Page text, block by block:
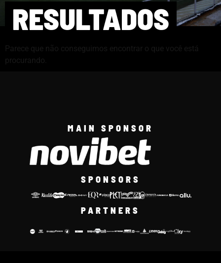
RESULTADOS
Parece que não conseguimos encontrar o que você está
procurando.
MAIN SPONSOR
SPONSORS
PARTNERS